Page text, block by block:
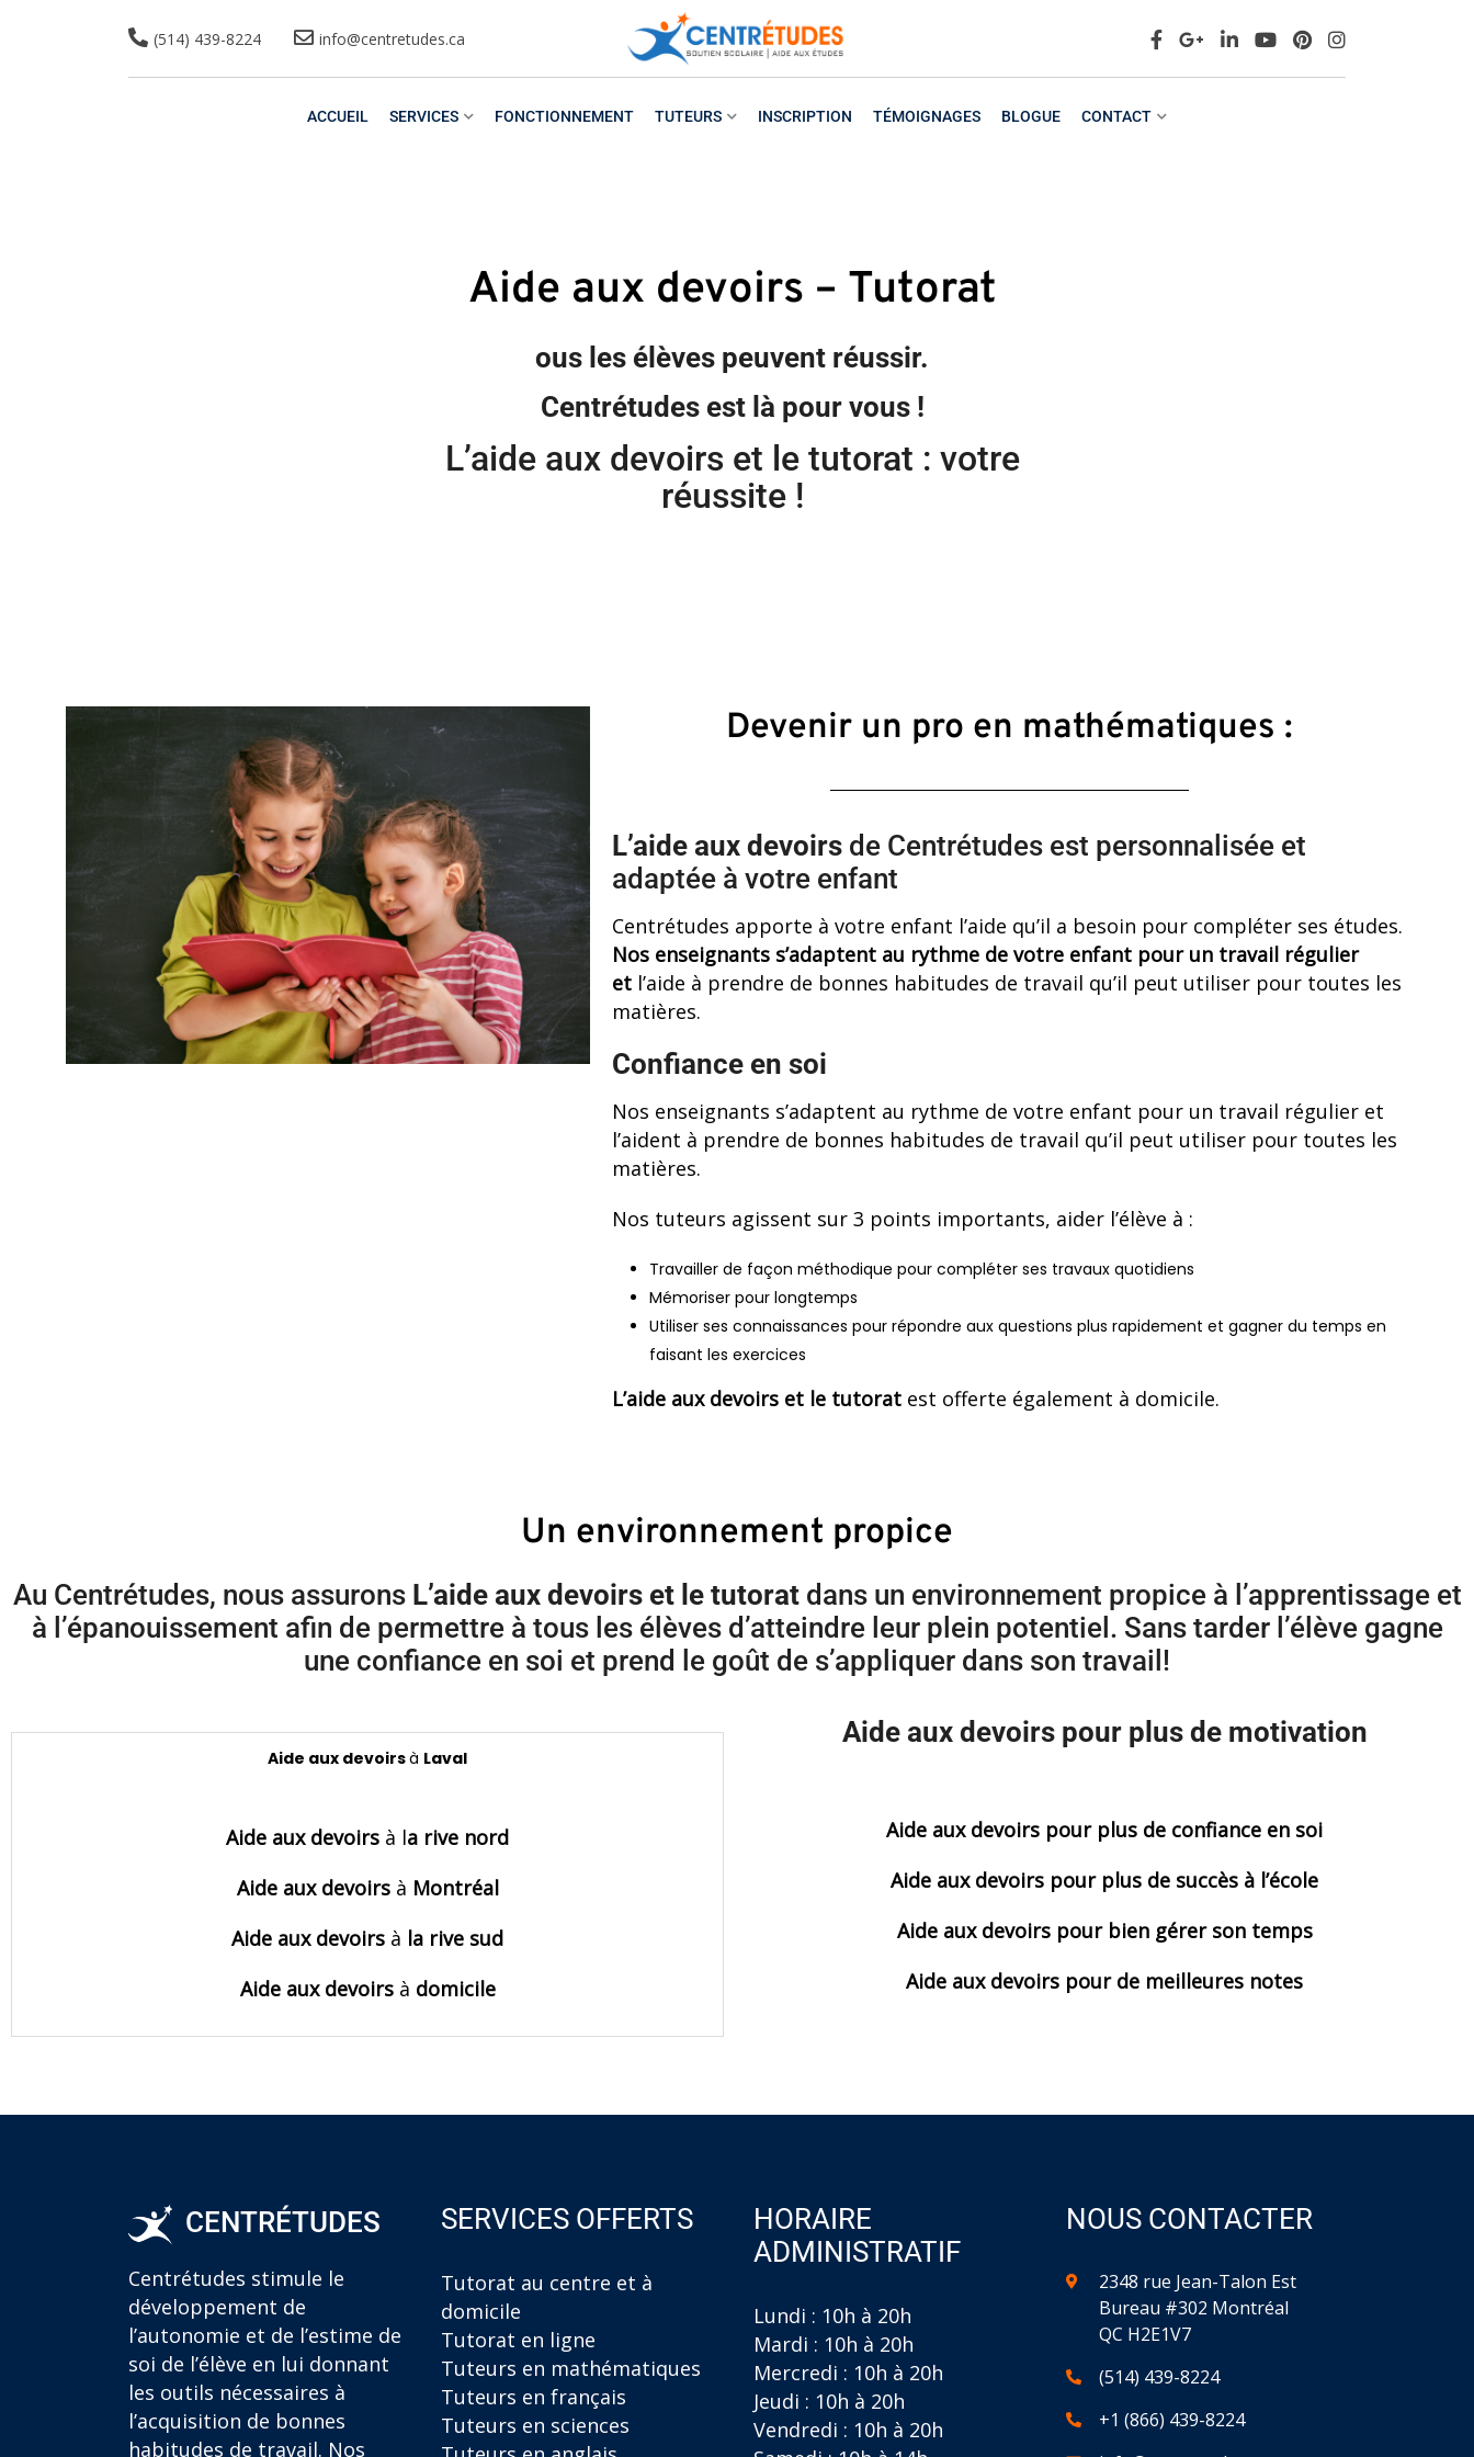
(514) 439-8224 info@centretudes.ca
ACCUEIL SERVICES FONCTIONNEMENT TUTEURS INSCRIPTION TÉMOIGNAGES BLOGUE CONTACT
Aide aux devoirs – Tutorat
ous les élèves peuvent réussir.
Centrétudes est là pour vous !
L’aide aux devoirs et le tutorat : votre
réussite !
Devenir un pro en mathématiques :
L’aide aux devoirs de Centrétudes est personnalisée et
adaptée à votre enfant
Centrétudes apporte à votre enfant l’aide qu’il a besoin pour compléter ses études.
Nos enseignants s’adaptent au rythme de votre enfant pour un travail régulier
etl’aide à prendre de bonnes habitudes de travail qu’il peut utiliser pour toutes les
matières.
Confiance en soi
Nos enseignants s’adaptent au rythme de votre enfant pour un travail régulier et
l’aident à prendre de bonnes habitudes de travail qu’il peut utiliser pour toutes les
matières.
Nos tuteurs agissent sur 3 points importants, aider l’élève à :
Travailler de façon méthodique pour compléter ses travaux quotidiens
Mémoriser pour longtemps
Utiliser ses connaissances pour répondre aux questions plus rapidement et gagner du temps en
faisant les exercices
L’aide aux devoirs et le tutoratest offerte également à domicile.
Un environnement propice
Au Centrétudes, nous assurons L’aide aux devoirs et le tutoratdans un environnement propice à l’apprentissage et
à l’épanouissement afin de permettre à tous les élèves d’atteindre leur plein potentiel. Sans tarder l’élève gagne
une confiance en soi et prend le goût de s’appliquer dans son travail!
Aide aux devoirsà Laval
Aide aux devoirs à la rive nord
Aide aux devoirsà Montréal
Aide aux devoirs à la rive sud
Aide aux devoirsà domicile
Aide aux devoirs pour plus de motivation
Aide aux devoirs pour plus de confiance en soi
Aide aux devoirs pour plus de succès à l’école
Aide aux devoirs pour bien gérer son temps
Aide aux devoirs pour de meilleures notes
CENTRÉTUDES
Centrétudes stimule le
développement de
l’autonomie et de l’estime de
soi de l’élève en lui donnant
les outils nécessaires à
l’acquisition de bonnes
habitudes de travail. Nos
SERVICES OFFERTS
Tutorat au centre et à
domicile
Tutorat en ligne
Tuteurs en mathématiques
Tuteurs en français
Tuteurs en sciences
HORAIRE
ADMINISTRATIF
Lundi : 10h à 20h
Mardi : 10h à 20h
Mercredi : 10h à 20h
Jeudi : 10h à 20h
Vendredi : 10h à 20h
NOUS CONTACTER
2348 rue Jean-Talon Est
Bureau #302 Montréal
QC H2E1V7
(514) 439-8224
+1 (866) 439-8224